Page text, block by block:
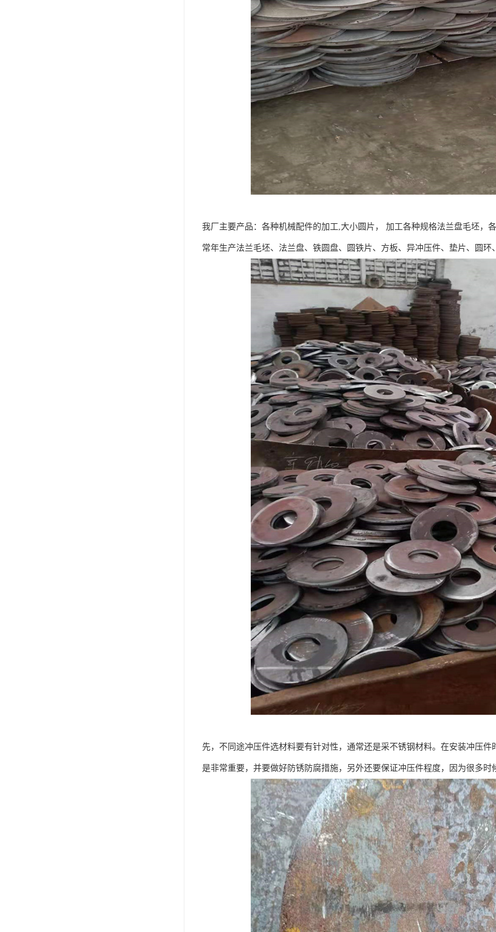
我厂主要产品：各种机械配件的加工,大小圆片， 加工各种规格法兰盘毛坯，
常年生产法兰毛坯、法兰盘、铁圆盘、圆铁片、方板、异冲压件、垫片、圆环
先，不同途冲压件选材料要有针对性，通常还是采不锈钢材料。在安装冲压
是非常重要，并要做好防锈防腐措施，另外还要保证冲压件程度，因为很多时